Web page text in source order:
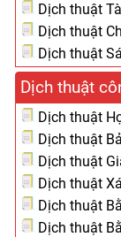
Dịch thuật
Dịch thuật
Dịch thuật
Dịch thuật
Dịch thuật
Dịch thuật
Dịch thuật
Dịch thuật
Dịch thuật
Dịch thuật